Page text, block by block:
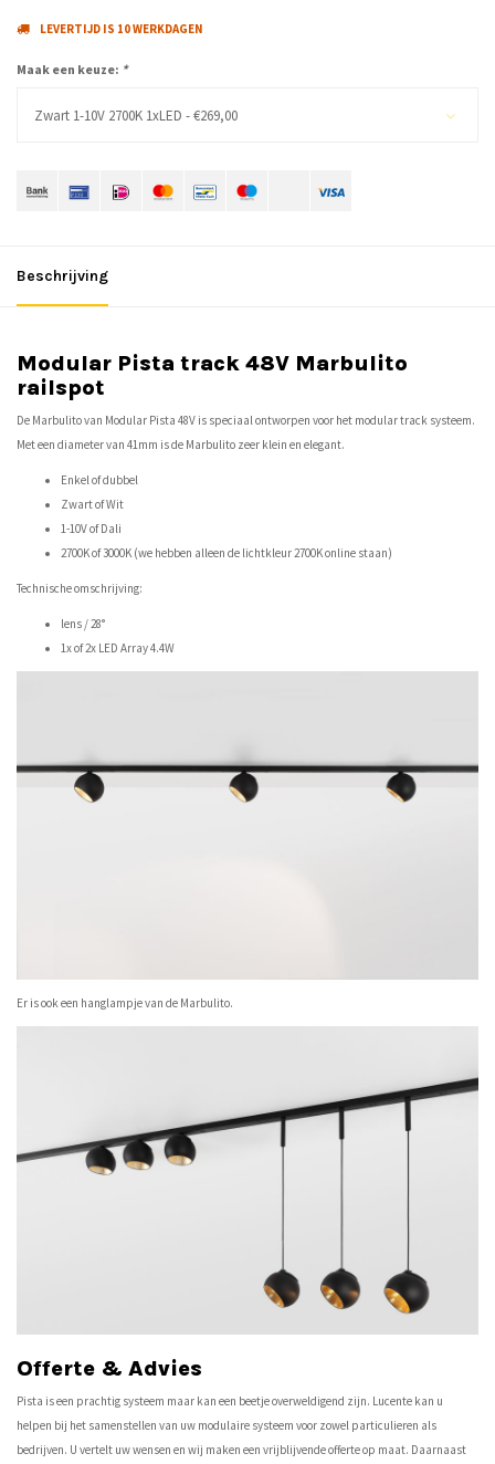
LEVERTIJD IS 10 WERKDAGEN
Maak een keuze: *
Zwart 1-10V 2700K 1xLED - €269,00
Beschrijving
Modular Pista track 48V Marbulito
railspot
De Marbulito van Modular Pista 48V is speciaal ontworpen voor het modular track systeem.
Met een diameter van 41mm is de Marbulito zeer klein en elegant.
Enkel of dubbel
Zwart of Wit
1-10V of Dali
2700K of 3000K (we hebben alleen de lichtkleur2700K online staan)
Technische omschrijving:
lens / 28°
1x of 2x LED Array4.4W
Er is ook een hanglampje van de Marbulito.
Offerte & Advies
Pista is een prachtig systeem maar kan een beetje overweldigend zijn. Lucente kan u
helpen bij het samenstellen van uw modulaire systeem voor zowel particulieren als
bedrijven. U vertelt uw wensen en wij maken een vrijblijvende offerte op maat. Daarnaast